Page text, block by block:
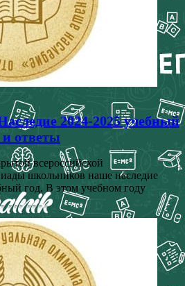
2024-2025 учебный
ответы
всероссийской
школьников наше наследие
год. В этом учебном году